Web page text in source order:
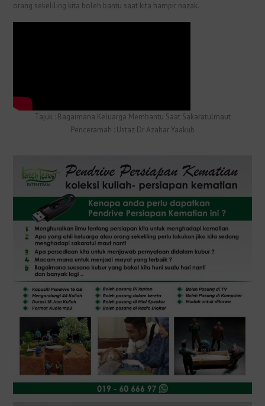
orang sekeliling kita boleh bantu saat kita hampir nazak.
Tajuk : Bagaimana Keluarga Membantu Saat Sakaratulmaut
Penceramah : Ustaz Dr Azahar Yaakub